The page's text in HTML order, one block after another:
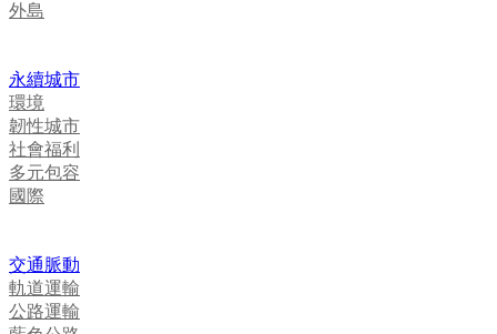
外島
永續城市
環境
韌性城市
社會福利
多元包容
國際
交通脈動
軌道運輸
公路運輸